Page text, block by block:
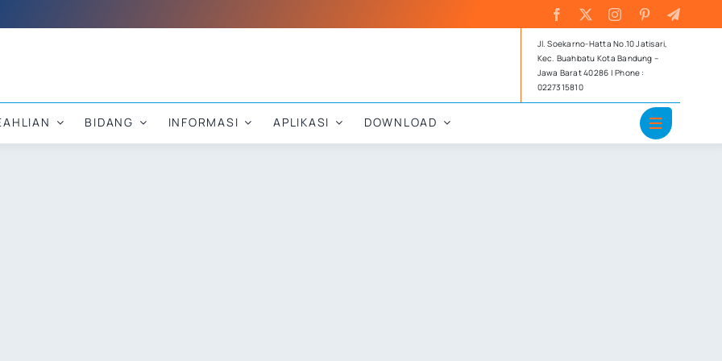
Jl. Soekarno-Hatta No.10 Jatisari,
Kec. Buahbatu Kota Bandung –
Jawa Barat 40286 | Phone :
0227315810
BIDANG INFORMASI APLIKASI DOWNLOAD